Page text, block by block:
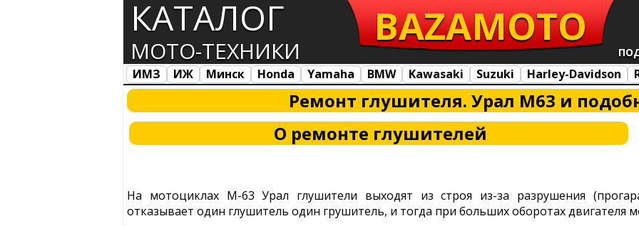
КАТАЛОГ
МОТО-ТЕХНИКИ
BAZAMOTO
ИМЗ ИЖ Минск Honda Yamaha BMW Kawasaki Suzuki Harley-Davidson
Все марки
Загрузка...
Ремонт глушителя. Урал М63 и
О ремонте глушителей
На мотоциклах М-63 Урал глушители выходят из строя из-за разрушения
отказывает один глушитель один грушитель, и тогда при больших оборотах двигателя